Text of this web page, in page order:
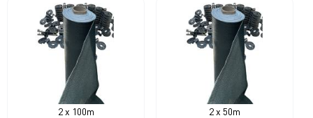
2 x 100m 2 x 50m